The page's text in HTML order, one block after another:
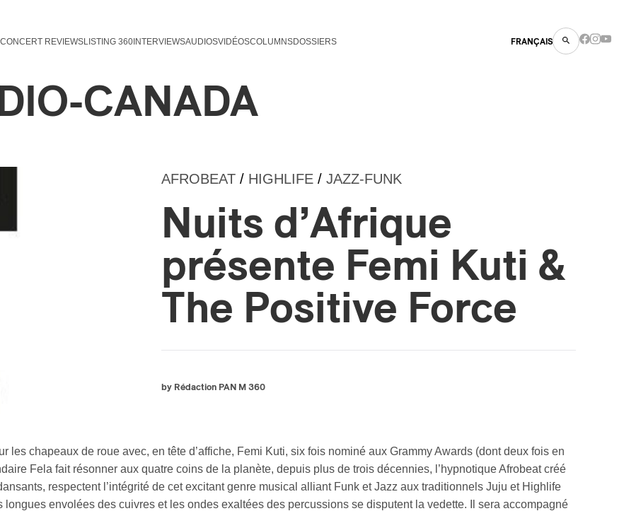
CONCERT REVIEWSLISTING 360 INTERVIEWSAUDIOSVIDÉOSCOLUMNSDOSSIERS FRANÇAIS
CANADA
AFROBEAT / HIGHLIFE / JAZZ-FUNK
Nuits d’Afrique
présente Femi Kuti &
The Positive Force
by Rédaction PAN M 360
les chapeaux de roue avec, en tête d’affiche, Femi Kuti, six fois nominé aux Grammy Awards (dont deux fois en
Fela fait résonner aux quatre coins de la planète, depuis plus de trois décennies, l’hypnotique Afrobeat créé
respectent l’intégrité de cet excitant genre musical alliant Funk et Jazz aux traditionnels Juju et Highlife
envolées des cuivres et les ondes exaltées des percussions se disputent la vedette. Il sera accompagné